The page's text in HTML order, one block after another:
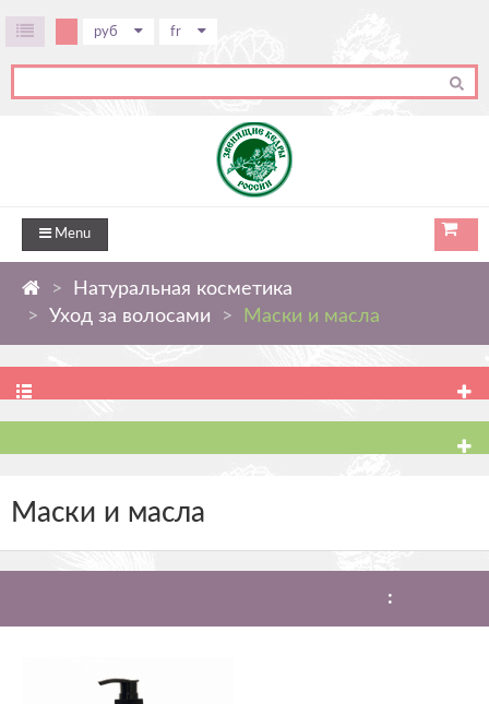
руб fr
Menu
Натуральная косметика
Уход за волосами
Маски и масла
Маски и масла
: